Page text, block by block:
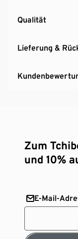
Qualität
Lieferung &
Zum
und 10%
E-Mail-